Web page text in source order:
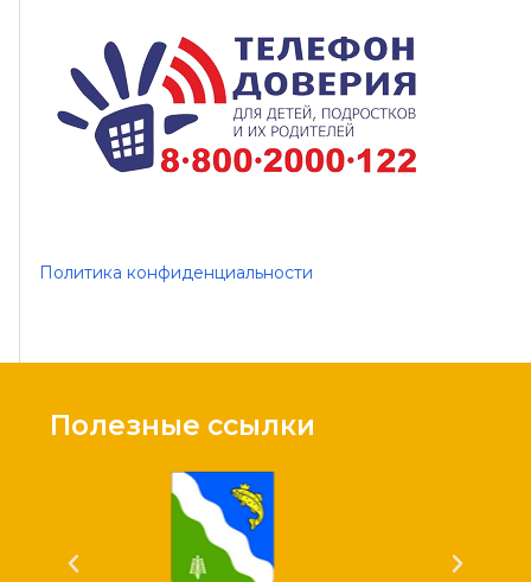
Политика конфиденциальности
Полезные ссылки